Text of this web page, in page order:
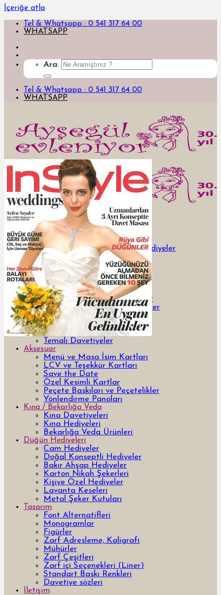
İçeriğe atla
Tel & Whatsapp : 0 541 317 64 00
WHATSAPP
Ara:
Tel & Whatsapp : 0 541 317 64 00
WHATSAPP
Davetiye
Yeni Tasarım Davetiye ve Hediyeler
Özel Tasarım Davetiyeler
Lazer Kesimli Davetiyeler
3 Boyutlu 3d davetiyeler
Pleksi Davetiyeler
Kutulu Davetiyeler
Yurt Dışı Tasarım Davetiyeler
Bar & Bat Mitzvah Davetiyeler
Kumaş Davetiyeler
Ahşap Davetiyeler
Şişe Davetiyeler
Temalı Davetiyeler
Aksesuar
Menü ve Masa İsim Kartları
LCV ve Teşekkür Kartları
Save the Date
Özel Kesimli Kartlar
Peçete Baskıları ve Peçetelikler
Yönlendirme Panoları
Kına / Bekarlığa Veda
Kına Davetiyeleri
Kına Hediyeleri
Bekarlığa Veda Ürünleri
Düğün Hediyeleri
Cam Hediyeler
Doğal Konseptli Hediyeler
Bakır Ahşap Hediyeler
Karton Nikah Şekerleri
Kişiye Özel Hediyeler
Lavanta Keseleri
Metal Şeker Kutuları
Tasarım
Font Alternatifleri
Monogramlar
Figürler
Zarf Adresleme, Kaligrafi
Mühürler
Zarf Çeşitleri
Zarf içi Seçenekleri (Liner)
Standart Baskı Renkleri
Davetiye sözleri
İletişim